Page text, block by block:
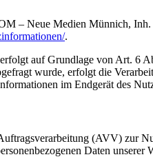
– Neue Medien Münnich, Inh.
.
auf Grundlage von Art. 6
wurde, erfolgt die
im Endgerät des
(AVV) zur
Daten